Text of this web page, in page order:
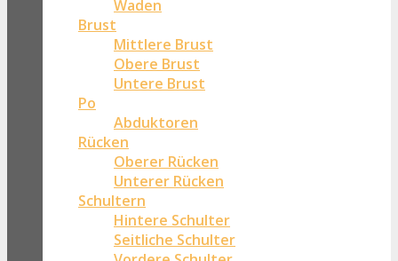
Waden
Brust
Mittlere Brust
Obere Brust
Untere Brust
Po
Abduktoren
Rücken
Oberer Rücken
Unterer Rücken
Schultern
Hintere Schulter
Seitliche Schulter